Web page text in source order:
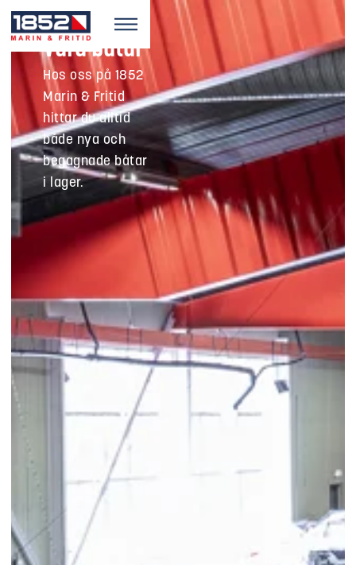
Våra båtar
Hos oss på 1852
Marin & Fritid
hittar du alltid
både nya och
begagnade båtar
i lager.